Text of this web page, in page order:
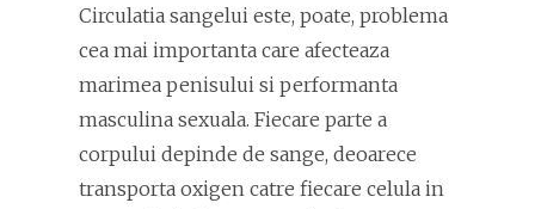
Circulatia sangelui este, poate, problema
cea mai importanta care afecteaza
marimea penisului si performanta
masculina sexuala. Fiecare parte a
corpului depinde de sange, deoarece
transporta oxigen catre fiecare celula in